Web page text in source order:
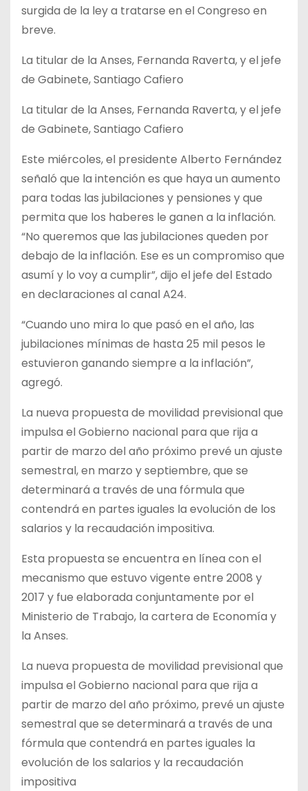
surgida de la ley a tratarse en el Congreso en
breve.
La titular de la Anses, Fernanda Raverta, y el jefe
de Gabinete, Santiago Cafiero
La titular de la Anses, Fernanda Raverta, y el jefe
de Gabinete, Santiago Cafiero
Este miércoles, el presidente Alberto Fernández
señaló que la intención es que haya un aumento
para todas las jubilaciones y pensiones y que
permita que los haberes le ganen a la inflación.
“No queremos que las jubilaciones queden por
debajo de la inflación. Ese es un compromiso que
asumí y lo voy a cumplir”, dijo el jefe del Estado
en declaraciones al canal A24.
“Cuando uno mira lo que pasó en el año, las
jubilaciones mínimas de hasta 25 mil pesos le
estuvieron ganando siempre a la inflación”,
agregó.
La nueva propuesta de movilidad previsional que
impulsa el Gobierno nacional para que rija a
partir de marzo del año próximo prevé un ajuste
semestral, en marzo y septiembre, que se
determinará a través de una fórmula que
contendrá en partes iguales la evolución de los
salarios y la recaudación impositiva.
Esta propuesta se encuentra en línea con el
mecanismo que estuvo vigente entre 2008 y
2017 y fue elaborada conjuntamente por el
Ministerio de Trabajo, la cartera de Economía y
la Anses.
La nueva propuesta de movilidad previsional que
impulsa el Gobierno nacional para que rija a
partir de marzo del año próximo, prevé un ajuste
semestral que se determinará a través de una
fórmula que contendrá en partes iguales la
evolución de los salarios y la recaudación
impositiva